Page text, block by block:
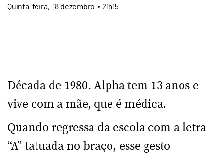
18 dezembro
Quinta 21h15
Década de 1980. Alpha tem 13 anos e
vive com a mãe, que é médica.
Quando regressa da escola com a letra
“A” tatuada no braço, esse gesto